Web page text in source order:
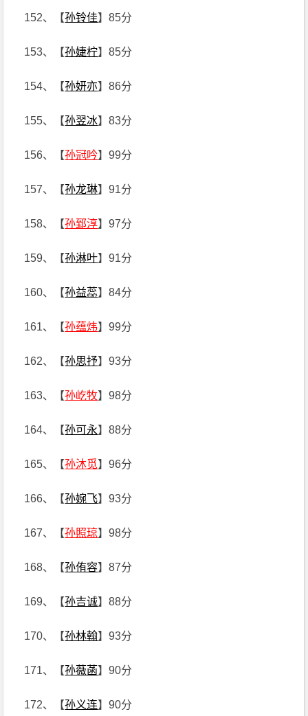
152、【孙铃佳】85分
153、【孙婕柠】85分
154、【孙妍亦】86分
155、【孙翌冰】83分
156、【孙冠吟】99分
157、【孙龙琳】91分
158、【孙郅淳】97分
159、【孙淋叶】91分
160、【孙益蕊】84分
161、【孙蕴炜】99分
162、【孙思抒】93分
163、【孙屹牧】98分
164、【孙可永】88分
165、【孙沐觅】96分
166、【孙婉飞】93分
167、【孙照琼】98分
168、【孙侑容】87分
169、【孙吉诚】88分
170、【孙林翰】93分
171、【孙薇菡】90分
172、【孙义连】90分